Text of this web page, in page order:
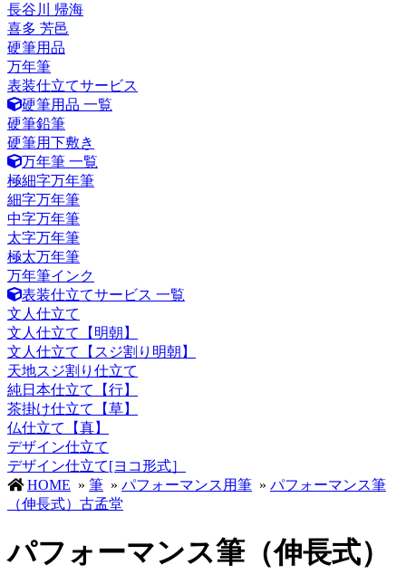
長谷川 帰海
喜多 芳邑
硬筆用品
万年筆
表装仕立てサービス
硬筆用品 一覧
硬筆鉛筆
硬筆用下敷き
万年筆 一覧
極細字万年筆
細字万年筆
中字万年筆
太字万年筆
極太万年筆
万年筆インク
表装仕立てサービス 一覧
文人仕立て
文人仕立て【明朝】
文人仕立て【スジ割り明朝】
天地スジ割り仕立て
純日本仕立て【行】
茶掛け仕立て【草】
仏仕立て【真】
デザイン仕立て
デザイン仕立て[ヨコ形式］
HOME » 筆 » パフォーマンス用筆 » パフォーマンス筆
（伸長式）古孟堂
パフォーマンス筆（伸長式）